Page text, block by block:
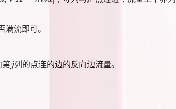
流即可。
第j
j 列的点连的边的反向边流量。